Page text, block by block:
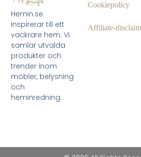
Hemin.se
inspirerar till ett
vackrare hem. Vi
samlar utvalda
produkter och
trender inom
möbler, belysning
och
heminredning.
Cookiepolicy